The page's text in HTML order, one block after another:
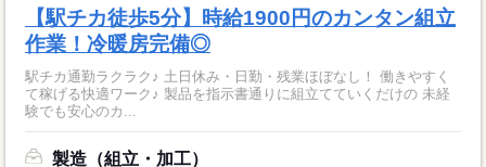
【駅チカ徒歩5分】時給1900円のカンタン組立
作業！冷暖房完備◎
駅チカ通勤ラクラク♪ 土日休み・日勤・残業ほぼなし！ 働きやすく
て稼げる快適ワーク♪ 製品を指示書通りに組立てていくだけの 未経
験でも安心のカ...
製造（組立・加工）